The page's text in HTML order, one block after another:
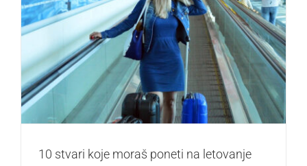
10 stvari koje moraš poneti na letovanje
Saveti
10 stvari koje moraš poneti na letovanje